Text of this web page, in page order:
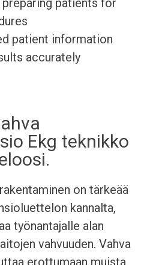
patients for
patient information
accurately
Ekg teknikko
on tärkeää
kannalta,
työnantajalle alan
vahvuuden. Vahva
erottumaan muista